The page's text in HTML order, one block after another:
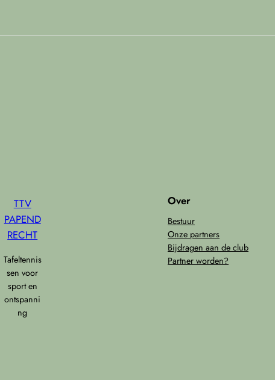
TTV
PAPEND
RECHT
Tafeltennis
sen voor
sport en
ontspanni
ng
Over
Bestuur
Onze partners
Bijdragen aan de club
Partner worden?